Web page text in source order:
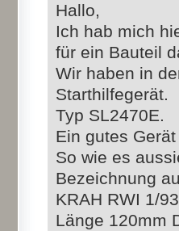
Hallo,
Ich hab mich
für ein Bauteil
Wir haben in
Starthilfegerät.
Typ SL2470E.
Ein gutes
So wie es
Bezeichnung
KRAH RWI 1/
Länge 120mm